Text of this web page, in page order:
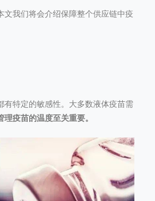
文我们将会介绍保障整个供应链中疫
特定的敏感性。大多数液体疫苗需
疫苗的温度至关重要。